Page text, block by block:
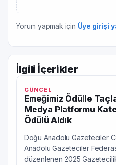
Yorum yapmak için Üye girişi
İlgili İçerikler
GÜNCEL
Emeğimiz Ödülle
Medya Platformu
Ödülü Aldık
Doğu Anadolu Gazeteciler
Anadolu Gazeteciler
düzenlenen 2025 Gazetecilik